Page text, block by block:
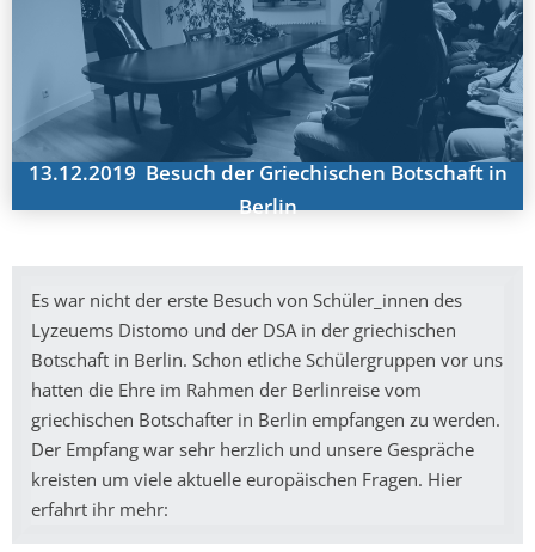
13.12.2019 Besuch der Griechischen Botschaft in
Berlin
Es war nicht der erste Besuch von Schüler_innen des
Lyzeuems Distomo und der DSA in der griechischen
Botschaft in Berlin. Schon etliche Schülergruppen vor uns
hatten die Ehre im Rahmen der Berlinreise vom
griechischen Botschafter in Berlin empfangen zu werden.
Der Empfang war sehr herzlich und unsere Gespräche
kreisten um viele aktuelle europäischen Fragen. Hier
erfahrt ihr mehr: